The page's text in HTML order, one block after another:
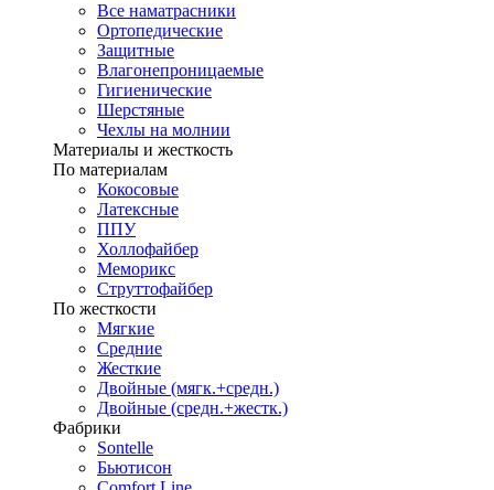
Все наматрасники
Ортопедические
Защитные
Влагонепроницаемые
Гигиенические
Шерстяные
Чехлы на молнии
Материалы и жесткость
По материалам
Кокосовые
Латексные
ППУ
Холлофайбер
Меморикс
Струттофайбер
По жесткости
Мягкие
Средние
Жесткие
Двойные (мягк.+средн.)
Двойные (средн.+жестк.)
Фабрики
Sontelle
Бьютисон